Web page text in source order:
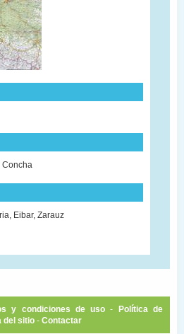
Concha
Eibar, Zarauz
y condiciones de uso -
Política de
del sitio - Contactar